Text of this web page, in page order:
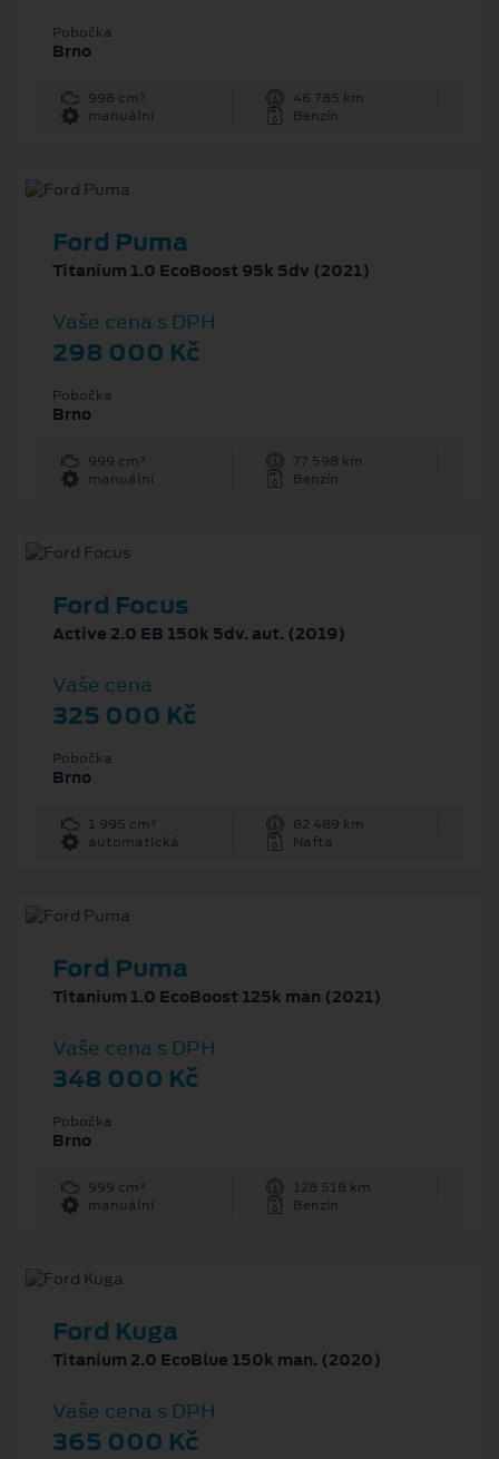
Pobočka
Brno
998 cm³
46 785 km
manuální
Benzín
Ford Puma
Titanium 1.0 EcoBoost 95k 5dv (2021)
Vaše cena s DPH
298 000 Kč
Pobočka
Brno
999 cm³
77 598 km
manuální
Benzín
Ford Focus
Active 2.0 EB 150k 5dv. aut. (2019)
Vaše cena
325 000 Kč
Pobočka
Brno
1 995 cm³
82 489 km
automatická
Nafta
Ford Puma
Titanium 1.0 EcoBoost 125k man (2021)
Vaše cena s DPH
348 000 Kč
Pobočka
Brno
999 cm³
128 518 km
manuální
Benzín
Ford Kuga
Titanium 2.0 EcoBlue 150k man. (2020)
Vaše cena s DPH
365 000 Kč